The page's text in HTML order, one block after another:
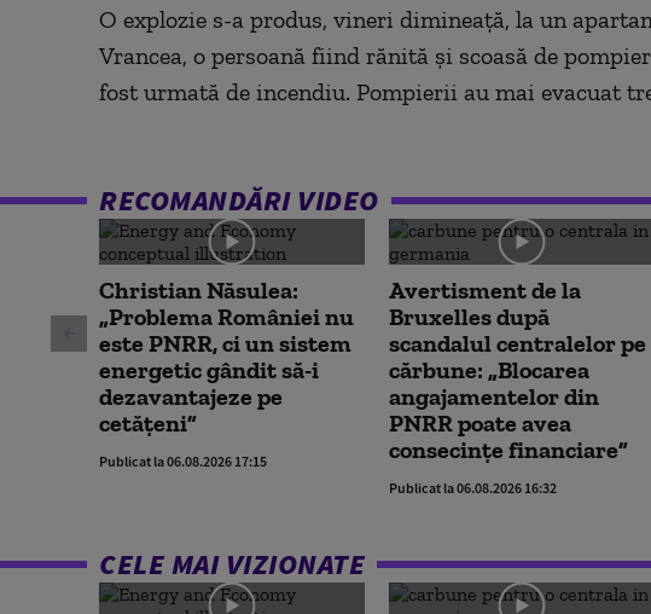
secondsVolume
O explozie s-a produs, vineri dimineaţă, la un
Vrancea, o persoană fiind rănită şi scoasă de
fost urmată de incendiu. Pompierii au mai evacuat
RECOMANDĂRI VIDEO
Christian Năsulea:
„Problema României nu
este PNRR, ci un sistem
energetic gândit să-i
dezavantajeze pe
cetățeni”
Publicat la 06.08.2026 17:15
Avertisment de la
Bruxelles după
scandalul centralelor pe
cărbune: „Blocarea
angajamentelor din
PNRR poate avea
consecințe financiare”
Publicat la 06.08.2026 16:32
CELE MAI VIZIONATE